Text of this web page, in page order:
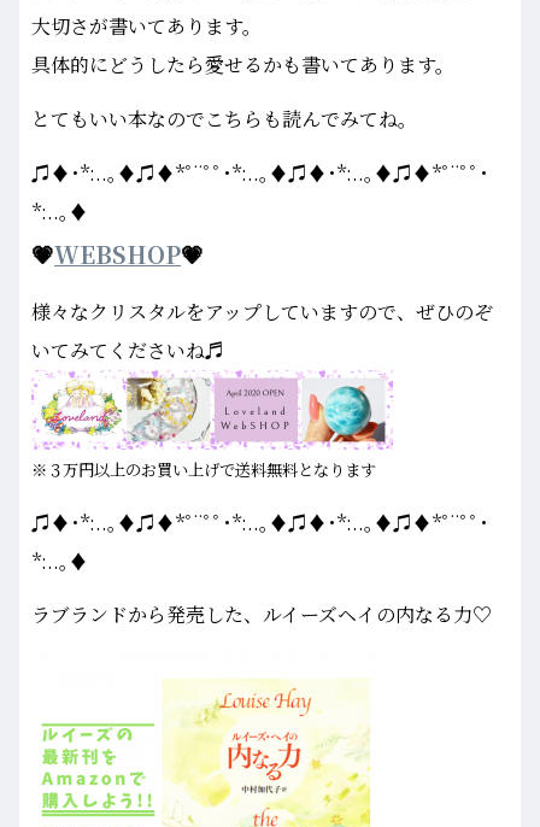
大切さが書いてあります。
具体的にどうしたら愛せるかも書いてあります。
とてもいい本なのでこちらも読んでみてね。
♫♦･*:..｡♦♫♦*ﾟ¨ﾟﾟ･*:..｡♦♫♦･*:..｡♦♫♦*ﾟ¨ﾟﾟ･
*:..｡♦
💗WEBSHOP💗
様々なクリスタルをアップしていますので、ぜひのぞ
いてみてくださいね♬
※３万円以上のお買い上げで送料無料となります
♫♦･*:..｡♦♫♦*ﾟ¨ﾟﾟ･*:..｡♦♫♦･*:..｡♦♫♦*ﾟ¨ﾟﾟ･
*:..｡♦
ラブランドから発売した、ルイーズヘイの内なる力♡